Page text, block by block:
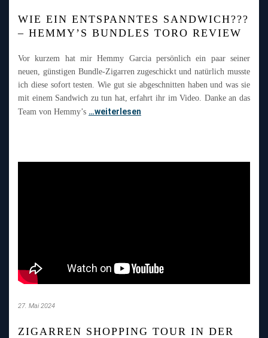
WIE EIN ENTSPANNTES SANDWICH???
– HEMMY’S BUNDLES TORO REVIEW
Vor kurzem hat mir Hemmy Garcia persönlich ein paar seiner
neuen, günstigen Bundle-Zigarren zugeschickt und natürlich musste
ich diese sofort testen. Wie gut sie abgeschnitten haben und was sie
mit einem Sandwich zu tun hat, erfahrt ihr im Video. Danke an das
Team von Hemmy’s …weiterlesen
27. Mai 2024
ZIGARREN SHOPPING TOUR IN DER